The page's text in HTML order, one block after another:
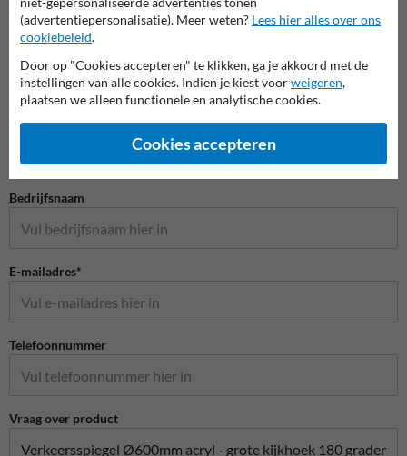
Stel je vraag aan Veiligheidsbord.nl
Naam*
Bedrijfsnaam
E-mailadres*
Telefoonnummer
Vraag over product
(advertentiepersonalisatie). Meer weten? Lees hier alles over ons
cookiebeleid.
Door op "Cookies accepteren" te klikken, ga je akkoord met de
instellingen van alle cookies. Indien je kiest voorweigeren,
plaatsen we alleen functionele en analytische cookies.
Cookies accepteren